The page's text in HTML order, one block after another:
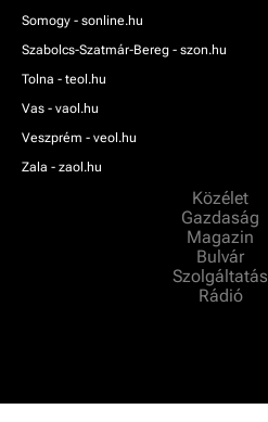
Somogy - sonline.hu
Szabolcs-Szatmár-Bereg - szon.hu
Tolna - teol.hu
Vas - vaol.hu
Veszprém - veol.hu
Zala - zaol.hu
Közélet
Gazdaság
Magazin
Bulvár
Szolgáltatás
Rádió